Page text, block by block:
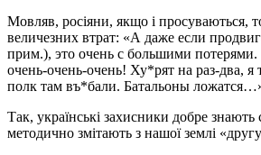
Мовляв, росiяни, якщо i просуваються,
величезних втрат: «А даже если
прим.), это очень с большими
очень-очень-очень! Ху*рят на раз-два,
полк там въ*бали. Батальоны
Так, українськi захисники добре
методично змiтають з нашої землi